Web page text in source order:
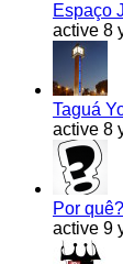
Espaço
active 8
Taguá
active 8
Por quê?
active 9